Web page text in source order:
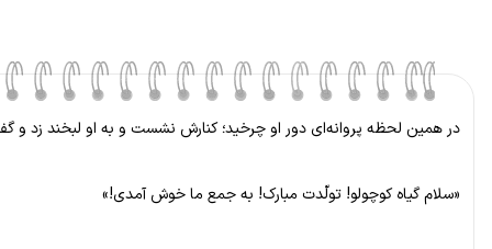
در همین لحظه پروانه‌ای دور او چرخید؛ کنارش نشست و به او لبخند زد و
«سلام گیاه کوچولو! تولّدت مبارک! به جمع ما خوش آمدی!»